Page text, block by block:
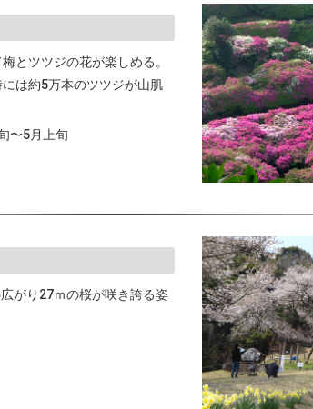
とツツジの花が楽しめる。
は約5万本のツツジが山肌
〜5月上旬
がり27ｍの桜が咲き誇る姿